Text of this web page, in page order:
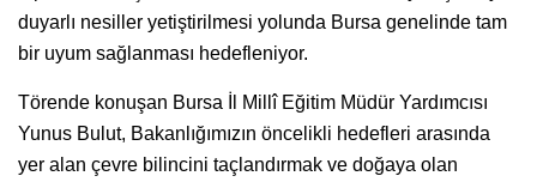
duyarlı nesiller yetiştirilmesi yolunda Bursa genelinde tam
bir uyum sağlanması hedefleniyor.
Törende konuşan Bursa İl Millî Eğitim Müdür Yardımcısı
Yunus Bulut, Bakanlığımızın öncelikli hedefleri arasında
yer alan çevre bilincini taçlandırmak ve doğaya olan